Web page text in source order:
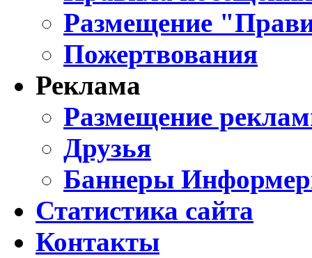
Размещение
Пожертвования
Реклама
Размещение
Друзья
Баннеры
Статистика сайта
Контакты